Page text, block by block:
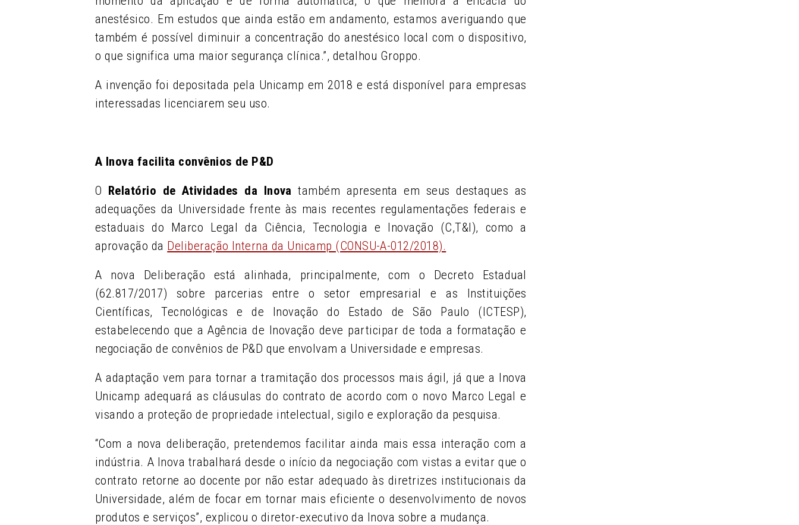
anestésico. Em estudos que ainda estão em andamento, estamos averiguando que
também é possível diminuir a concentração do anestésico local com o dispositivo,
o que significa uma maior segurança clínica.”, detalhou Groppo.
A invenção foi depositada pela Unicamp em 2018 e está disponível para empresas
interessadas licenciarem seu uso.
A Inova facilita convênios de P&D
O Relatório de Atividades da Inova também apresenta em seus destaques as
adequações da Universidade frente às mais recentes regulamentações federais e
estaduais do Marco Legal da Ciência, Tecnologia e Inovação (C,T&I), como a
aprovação da Deliberação Interna da Unicamp (CONSU-A-012/2018).
A nova Deliberação está alinhada, principalmente, com o Decreto Estadual
(62.817/2017) sobre parcerias entre o setor empresarial e as Instituições
Científicas, Tecnológicas e de Inovação do Estado de São Paulo (ICTESP),
estabelecendo que a Agência de Inovação deve participar de toda a formatação e
negociação de convênios de P&D que envolvam a Universidade e empresas.
A adaptação vem para tornar a tramitação dos processos mais ágil, já que a Inova
Unicamp adequará as cláusulas do contrato de acordo com o novo Marco Legal e
visando a proteção de propriedade intelectual, sigilo e exploração da pesquisa.
“Com a nova deliberação, pretendemos facilitar ainda mais essa interação com a
indústria. A Inova trabalhará desde o início da negociação com vistas a evitar que o
contrato retorne ao docente por não estar adequado às diretrizes institucionais da
Universidade, além de focar em tornar mais eficiente o desenvolvimento de novos
produtos e serviços”, explicou o diretor-executivo da Inova sobre a mudança.